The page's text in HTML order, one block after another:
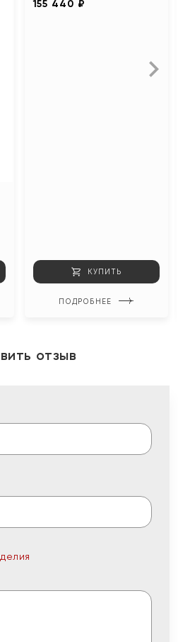
155 440 ₽
КУПИТЬ
ПОДРОБНЕЕ
отзыв